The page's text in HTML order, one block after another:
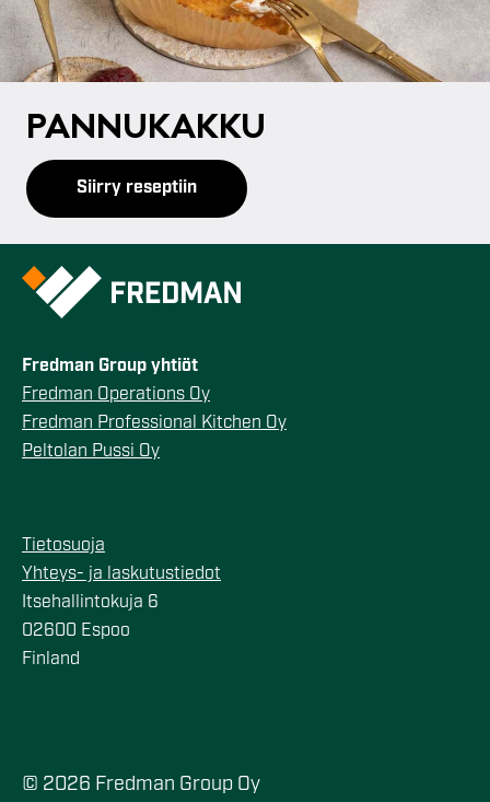
PAN­NU­KAK­KU
Siirry reseptiin
Fredman Group yhtiöt
Fredman Operations Oy
Fredman Professional Kitchen Oy
Peltolan Pussi Oy
Tietosuoja
Yhteys- ja laskutustiedot
Itsehallintokuja 6
02600 Espoo
Finland
© 2026 Fredman Group Oy